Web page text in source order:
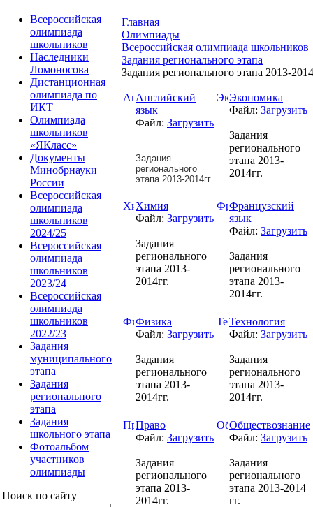
Всероссийская
олимпиада
школьников
Наследники
Ломоносова
Дистанционная
олимпиада по
ИКТ
Олимпиада
школьников
«ЯКласс»
Документы
Минобрнауки
России
Всероссийская
олимпиада
школьников
2024/25
Всероссийская
олимпиада
школьников
2023/24
Всероссийская
олимпиада
школьников
2022/23
Задания
муниципального
этапа
Задания
регионального
этапа
Задания
школьного этапа
Фотоальбом
участников
олимпиады
Поиск по сайту
Главная
Олимпиады
Всероссийская олимпиада школьников
Задания регионального этапа
Задания регионального этапа 2013-
Английский
язык
Файл: Загрузить
Задания
регионального
этапа 2013-2014гг.
Экономика
Файл: Загрузить
Задания
регионального
этапа 2013-
2014гг.
Химия
Файл: Загрузить
Задания
регионального
этапа 2013-
2014гг.
Французский
язык
Файл: Загрузить
Задания
регионального
этапа 2013-
2014гг.
Физика
Файл: Загрузить
Задания
регионального
этапа 2013-
2014гг.
Технология
Файл: Загрузить
Задания
регионального
этапа 2013-
2014гг.
Право
Файл: Загрузить
Задания
регионального
этапа 2013-
2014гг.
Обществознание
Файл: Загрузить
Задания
регионального
этапа 2013-2014
гг.